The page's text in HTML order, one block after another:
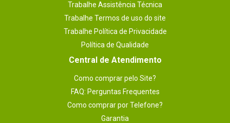
Trabalhe Assistência Técnica
Trabalhe Termos de uso do site
Trabalhe Política de Privacidade
Política de Qualidade
Central de Atendimento
Como comprar pelo Site?
FAQ: Perguntas Frequentes
Como comprar por Telefone?
Garantia